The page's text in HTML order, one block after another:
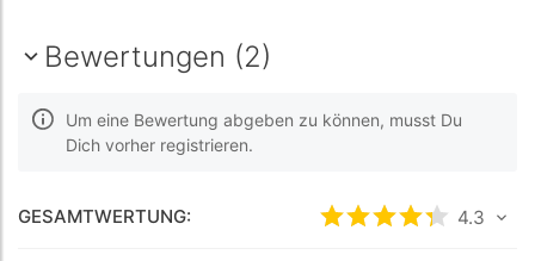
Bewertungen (2)
Um eine Bewertung abgeben zu können, musst Du
Dich vorher registrieren.
GESAMTWERTUNG: bewertet4.3/5
4.3